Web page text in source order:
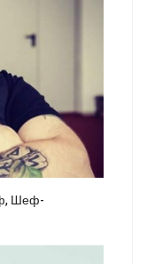
Шеф-